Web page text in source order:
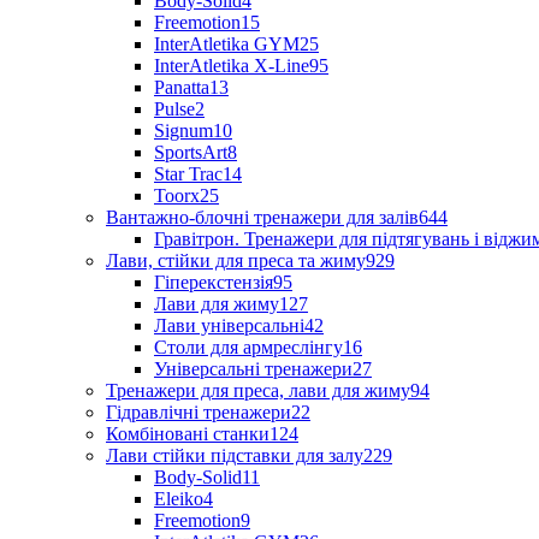
Freemotion15
InterAtletika GYM25
InterAtletika X-Line95
Panatta13
Pulse2
Signum10
SportsArt8
Star Trac14
Toorx25
Вантажно-блочні тренажери для залів644
Гравітрон. Тренажери для підтягувань і
Лави, стійки для преса та жиму929
Гіперекстензія95
Лави для жиму127
Лави універсальні42
Столи для армреслінгу16
Універсальні тренажери27
Тренажери для преса, лави для жиму94
Гідравлічні тренажери22
Комбіновані станки124
Лави стійки підставки для залу229
Body-Solid11
Eleiko4
Freemotion9